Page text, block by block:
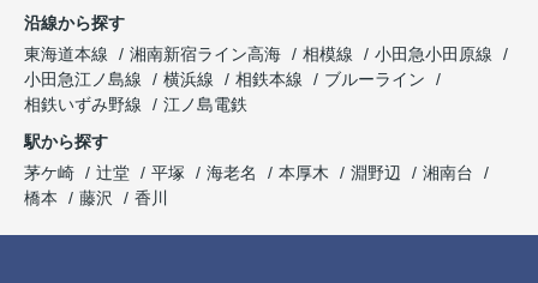
沿線から探す
東海道本線
湘南新宿ライン高海 相模線
小田急小田原線
小田急江ノ島線
横浜線 相鉄本線
ブルーライン
相鉄いずみ野線
江ノ島電鉄
駅から探す
茅ケ崎
辻堂 平塚 海老名 本厚木 淵野辺
湘南台
橋本
藤沢 香川